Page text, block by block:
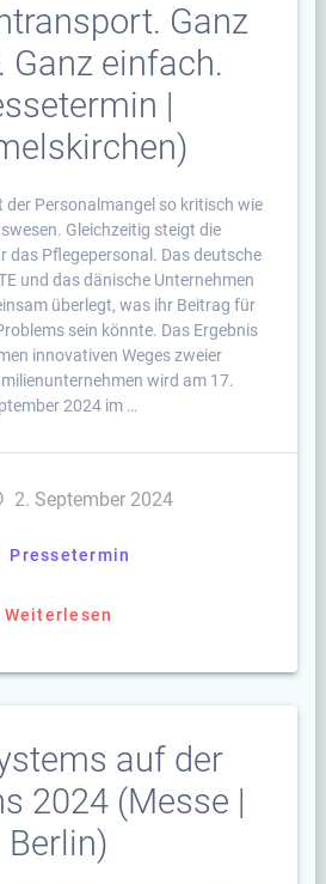
Ganz
Ganz einfach.
|
der Personalmangel so kritisch wie
Gleichzeitig steigt die
das Pflegepersonal. Das deutsche
und das dänische Unternehmen
überlegt, was ihr Beitrag für
sein könnte. Das Ergebnis
innovativen Weges zweier
wird am 17.
2024 im …
2. September 2024
Pressetermin
Weiterlesen
auf der
2024 (Messe |
Berlin)